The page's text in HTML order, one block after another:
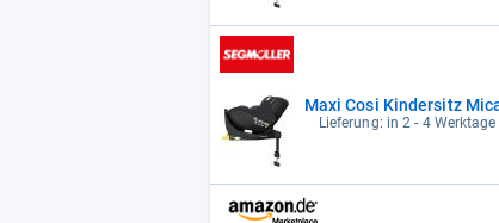
Maxi Cosi Kindersitz
Lieferung: in 2 - 4 Werktage